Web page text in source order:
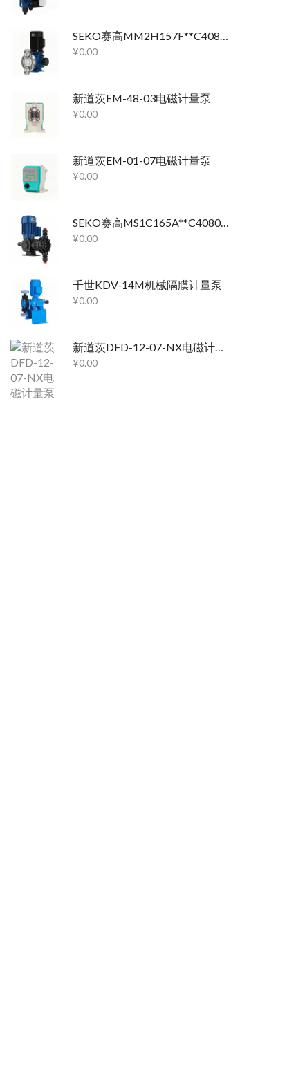
SEKO赛高MM2H157F**C40800机械隔膜计量泵
¥0.00
新道茨EM-48-03电磁计量泵
¥0.00
新道茨EM-01-07电磁计量泵
¥0.00
SEKO赛高MS1C165A**C4080机械隔膜计量泵
¥0.00
千世KDV-14M机械隔膜计量泵
¥0.00
新道茨DFD-12-07-NX电磁计量泵
¥0.00